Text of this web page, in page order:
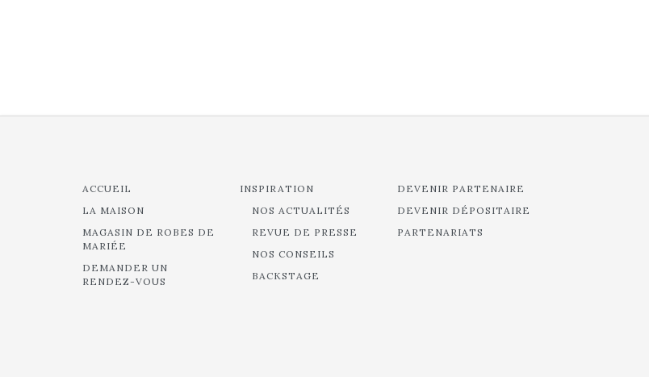
ACCUEIL
LA MAISON
MAGASIN DE ROBES DE
MARIÉE
DEMANDER UN
RENDEZ-VOUS
INSPIRATION
NOS ACTUALITÉS
REVUE DE PRESSE
NOS CONSEILS
BACKSTAGE
DEVENIR PARTENAIRE
DEVENIR DÉPOSITAIRE
PARTENARIATS